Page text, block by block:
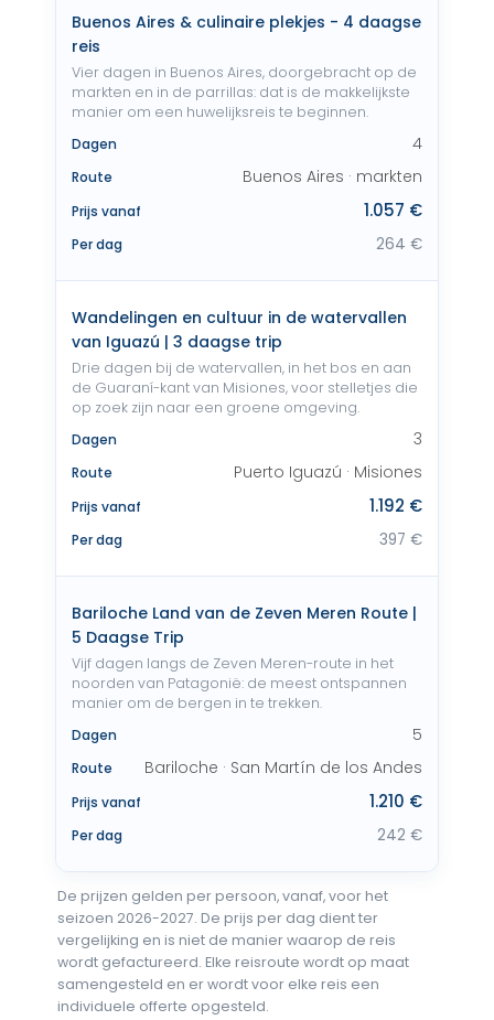
Buenos Aires & culinaire plekjes - 4 daagse
reis
Vier dagen in Buenos Aires, doorgebracht op de
markten en in de parrillas: dat is de makkelijkste
manier om een huwelijksreis te beginnen.
Dagen
4
Route Buenos Aires · markten
Prijs vanaf 1.057 €
Per dag 264 €
Wandelingen en cultuur in de watervallen
van Iguazú | 3 daagse trip
Drie dagen bij de watervallen, in het bos en aan
de Guaraní-kant van Misiones, voor stelletjes die
op zoek zijn naar een groene omgeving.
Dagen
3
Route Puerto Iguazú · Misiones
Prijs vanaf 1.192 €
Per dag 397 €
Bariloche Land van de Zeven Meren Route |
5 Daagse Trip
Vijf dagen langs de Zeven Meren-route in het
noorden van Patagonië: de meest ontspannen
manier om de bergen in te trekken.
Dagen
5
Route Bariloche · San Martín de los Andes
Prijs vanaf 1.210 €
Per dag 242 €
De prijzen gelden per persoon, vanaf, voor het
seizoen 2026-2027. De prijs per dag dient ter
vergelijking en is niet de manier waarop de reis
wordt gefactureerd. Elke reisroute wordt op maat
samengesteld en er wordt voor elke reis een
individuele offerte opgesteld.